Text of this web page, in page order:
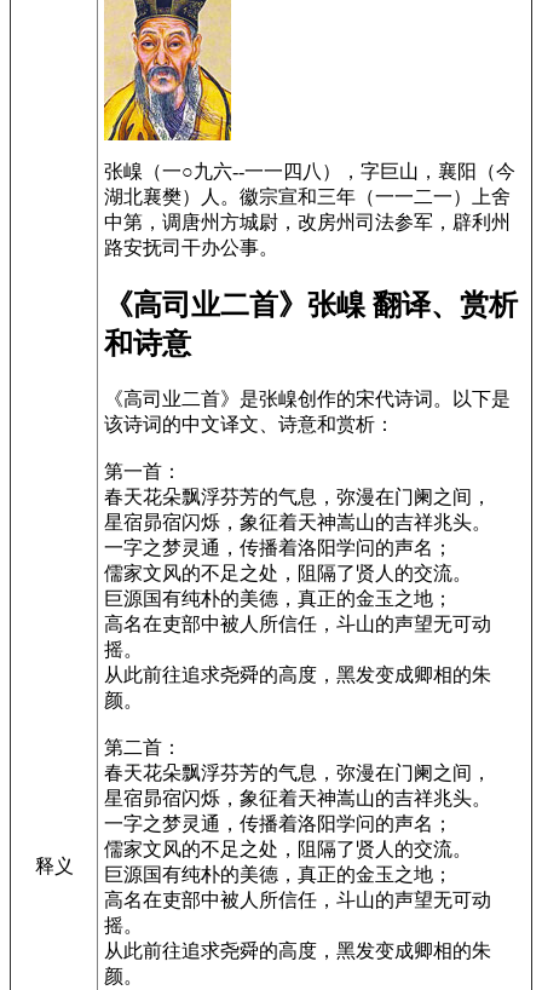
释义
张嵲（一○九六--一一四八），字巨山，襄阳（今
湖北襄樊）人。徽宗宣和三年（一一二一）上舍
中第，调唐州方城尉，改房州司法参军，辟利州
路安抚司干办公事。
《高司业二首》张嵲 翻译、赏析
和诗意
《高司业二首》是张嵲创作的宋代诗词。以下是
该诗词的中文译文、诗意和赏析：
第一首：
春天花朵飘浮芬芳的气息，弥漫在门阑之间，
星宿昴宿闪烁，象征着天神嵩山的吉祥兆头。
一字之梦灵通，传播着洛阳学问的声名；
儒家文风的不足之处，阻隔了贤人的交流。
巨源国有纯朴的美德，真正的金玉之地；
高名在吏部中被人所信任，斗山的声望无可动
摇。
从此前往追求尧舜的高度，黑发变成卿相的朱
颜。
第二首：
春天花朵飘浮芬芳的气息，弥漫在门阑之间，
星宿昴宿闪烁，象征着天神嵩山的吉祥兆头。
一字之梦灵通，传播着洛阳学问的声名；
儒家文风的不足之处，阻隔了贤人的交流。
巨源国有纯朴的美德，真正的金玉之地；
高名在吏部中被人所信任，斗山的声望无可动
摇。
从此前往追求尧舜的高度，黑发变成卿相的朱
颜。